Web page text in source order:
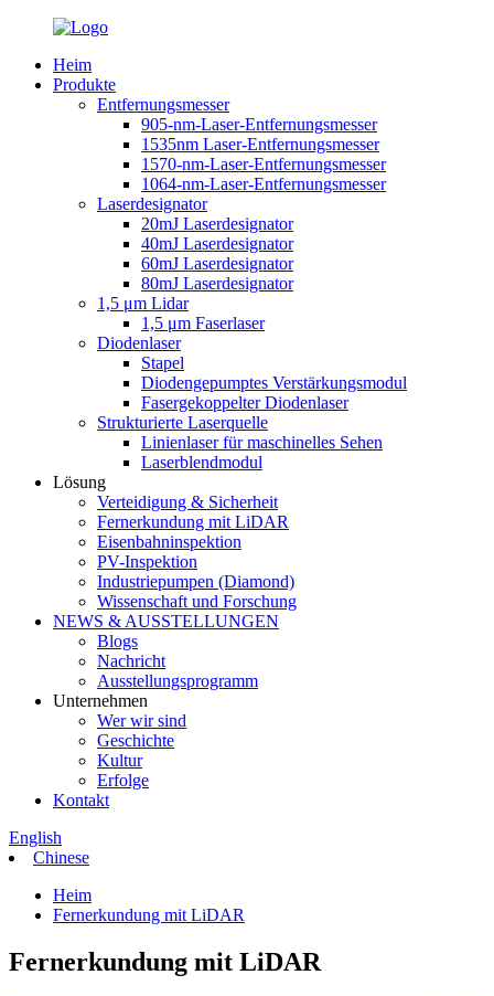
Heim
Produkte
Entfernungsmesser
905-nm-Laser-Entfernungsmesser
1535nm Laser-Entfernungsmesser
1570-nm-Laser-Entfernungsmesser
1064-nm-Laser-Entfernungsmesser
Laserdesignator
20mJ Laserdesignator
40mJ Laserdesignator
60mJ Laserdesignator
80mJ Laserdesignator
1,5 μm Lidar
1,5 μm Faserlaser
Diodenlaser
Stapel
Diodengepumptes Verstärkungsmodul
Fasergekoppelter Diodenlaser
Strukturierte Laserquelle
Linienlaser für maschinelles Sehen
Laserblendmodul
Lösung
Verteidigung & Sicherheit
Fernerkundung mit LiDAR
Eisenbahninspektion
PV-Inspektion
Industriepumpen (Diamond)
Wissenschaft und Forschung
NEWS & AUSSTELLUNGEN
Blogs
Nachricht
Ausstellungsprogramm
Unternehmen
Wer wir sind
Geschichte
Kultur
Erfolge
Kontakt
English
Chinese
Heim
Fernerkundung mit LiDAR
Fernerkundung mit LiDAR